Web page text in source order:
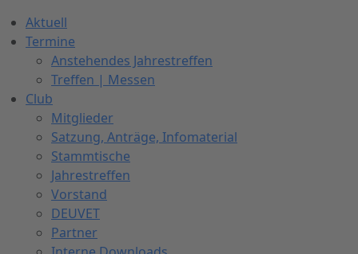
Aktuell
Termine
Anstehendes Jahrestreffen
Treffen | Messen
Club
Mitglieder
Satzung, Anträge, Infomaterial
Stammtische
Jahrestreffen
Vorstand
DEUVET
Partner